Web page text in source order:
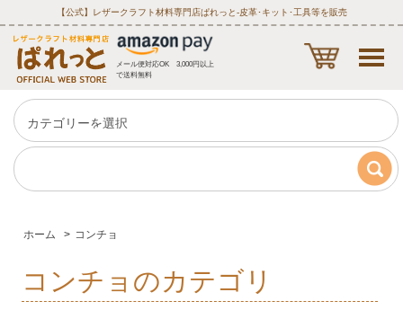
【公式】レザークラフト材料専門店ぱれっと‐皮革･キット･工具等を販売
メール便対応OK 3,000円以上
で送料無料
ホーム > コンチョ
コンチョのカテゴリ